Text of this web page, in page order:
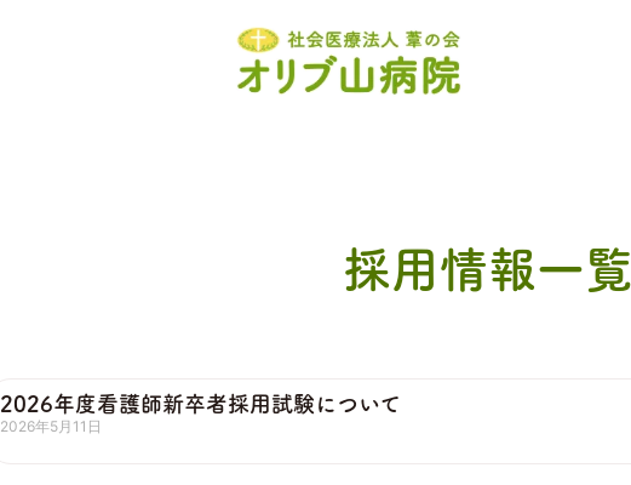
採用情報一覧
2026年度看護師新卒者採用試験について
2026年5月11日